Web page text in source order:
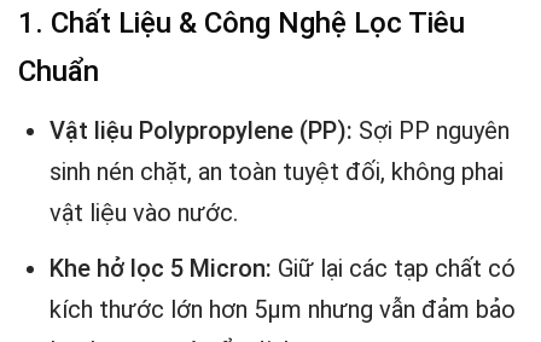
1. Chất Liệu & Công Nghệ Lọc Tiêu
Chuẩn
Vật liệu Polypropylene (PP): Sợi PP nguyên
sinh nén chặt, an toàn tuyệt đối, không phai
vật liệu vào nước.
Khe hở lọc 5 Micron: Giữ lại các tạp chất có
kích thước lớn hơn 5µm nhưng vẫn đảm bảo